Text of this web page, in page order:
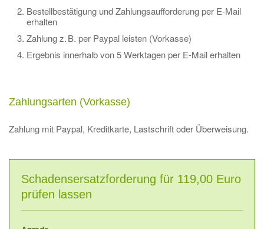
Bestellbestätigung und Zahlungsaufforderung per E-Mail
erhalten
Zahlung z. B. per Paypal leisten (Vorkasse)
Ergebnis innerhalb von 5 Werktagen per E-Mail erhalten
Zahlungsarten (Vorkasse)
Zahlung mit Paypal, Kreditkarte, Lastschrift oder Überweisung.
Schadensersatzforderung für 119,00 Euro
prüfen lassen